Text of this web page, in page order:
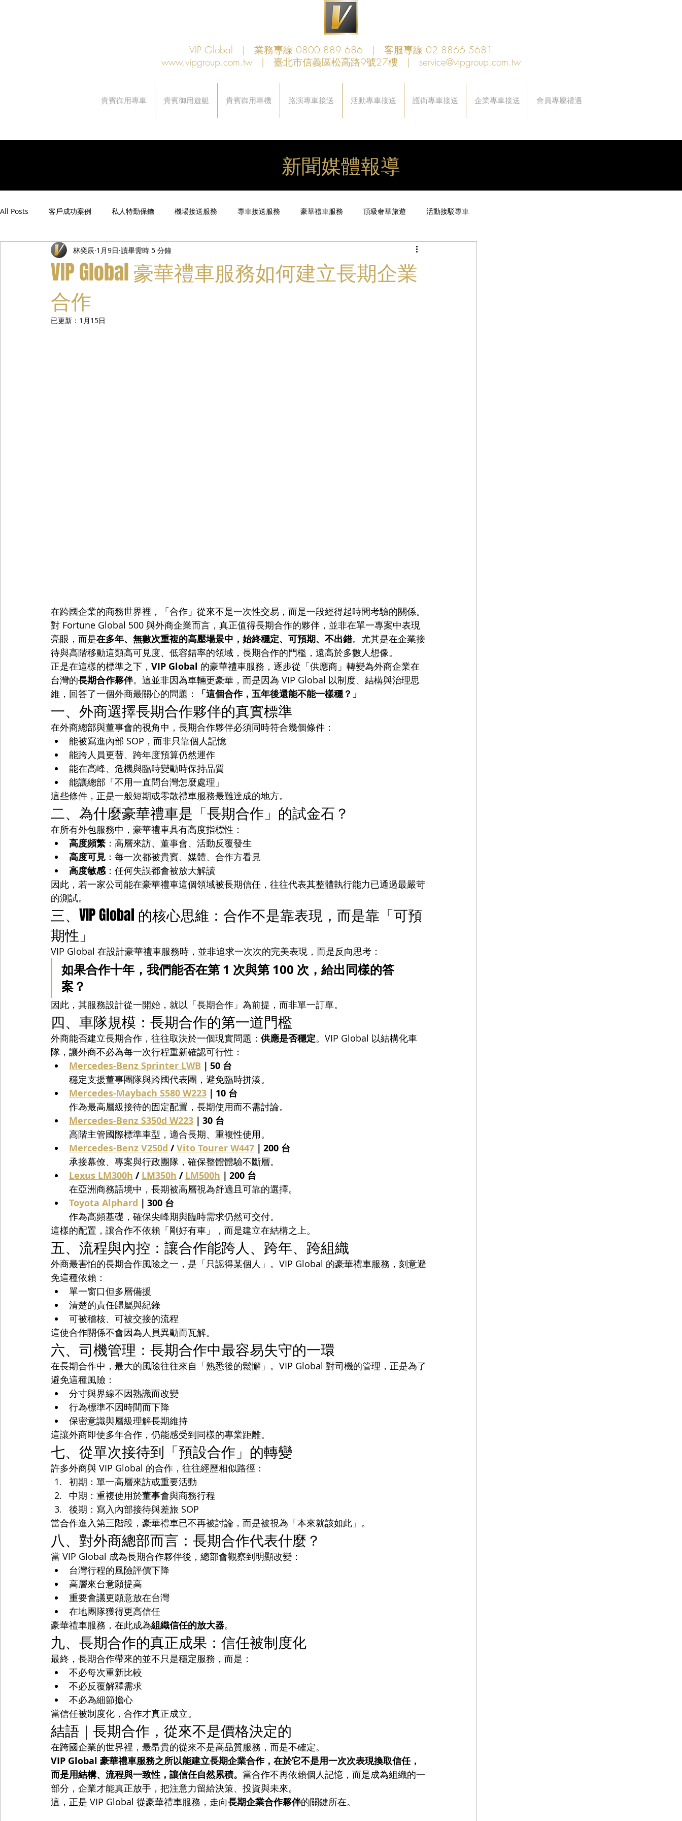
VIP Global | 業務專線 0800 889 686 | 客服專線 02 8866 5681
www.vipgroup.com.tw | 臺北市信義區松高路9號27樓 | service@vipgroup.com.tw
貴賓御用專車 貴賓御用遊艇 貴賓御用專機 路演專車接送 活動專車接送 護衛專車接送 企業專車接送 會員專屬禮遇
新聞媒體報導
All Posts 客戶成功案例 私人特勤保鑣 機場接送服務 專車接送服務 豪華禮車服務 頂級奢華旅遊 活動接駁專車
禮遇通關服務 主管專業司機 活動禮賓接待
VIP Global 豪華禮車服務如何建立長期企業
合作
林奕辰 1月9日 讀畢需時 5 分鐘
已更新： 1月15日
在跨國企業的商務世界裡，「合作」從來不是一次性交易，而是一段經得起時間考驗的關係。
對 Fortune Global 500 與外商企業而言，真正值得長期合作的夥伴，並非在單一專案中表現
亮眼，而是在多年、無數次重複的高壓場景中，始終穩定、可預期、不出錯。尤其是在企業接
待與高階移動這類高可見度、低容錯率的領域，長期合作的門檻，遠高於多數人想像。
正是在這樣的標準之下， VIP Global 的豪華禮車服務，逐步從「供應商」轉變為外商企業在
台灣的長期合作夥伴。這並非因為車輛更豪華，而是因為 VIP Global 以制度、結構與治理思
維，回答了一個外商最關心的問題：
「這個合作，五年後還能不能一樣穩？」
一、外商選擇長期合作夥伴的真實標準
在外商總部與董事會的視角中，長期合作夥伴必須同時符合幾個條件：
能被寫進內部 SOP，而非只靠個人記憶
能跨人員更替、跨年度預算仍然運作
能在高峰、危機與臨時變動時保持品質
能讓總部「不用一直問台灣怎麼處理」
這些條件，正是一般短期或零散禮車服務最難達成的地方。
二、為什麼豪華禮車是「長期合作」的試金石？
在所有外包服務中，豪華禮車具有高度指標性：
高度頻繁 ：高層來訪、董事會、活動反覆發生
高度可見 ：每一次都被貴賓、媒體、合作方看見
高度敏感：任何失誤都會被放大解讀
因此，若一家公司能在豪華禮車這個領域被長期信任，往往代表其整體執行能力已通過最嚴苛
的測試。
三、VIP Global 的核心思維：合作不是靠表現，而是靠「可預
期性」
VIP Global 在設計豪華禮車服務時，並非追求一次次的完美表現，而是反向思考：
如果合作十年，我們能否在第 1 次與第 100 次，給出同樣的答
案？
因此，其服務設計從一開始，就以「長期合作」為前提，而非單一訂單。
四、車隊規模：長期合作的第一道門檻
外商能否建立長期合作，往往取決於一個現實問題： 供應是否穩定。VIP Global 以結構化車
隊，讓外商不必為每一次行程重新確認可行性：
Mercedes-Benz Sprinter LWB ｜50 台
穩定支援董事團隊與跨國代表團，避免臨時拼湊。
Mercedes-Maybach S580 W223 ｜10 台
作為最高層級接待的固定配置，長期使用而不需討論。
Mercedes-Benz S350d W223 ｜30 台
高階主管國際標準車型，適合長期、重複性使用。
Mercedes-Benz V250d / Vito Tourer W447 ｜200 台
承接幕僚、專案與行政團隊，確保整體體驗不斷層。
Lexus LM300h / LM350h / LM500h ｜200 台
在亞洲商務語境中，長期被高層視為舒適且可靠的選擇。
Toyota Alphard ｜300 台
作為高頻基礎，確保尖峰期與臨時需求仍然可交付。
這樣的配置，讓合作不依賴「剛好有車」，而是建立在結構之上。
五、流程與內控：讓合作能跨人、跨年、跨組織
外商最害怕的長期合作風險之一，是「只認得某個人」。VIP Global 的豪華禮車服務，刻意避
免這種依賴：
單一窗口但多層備援
清楚的責任歸屬與紀錄
可被稽核、可被交接的流程
這使合作關係不會因為人員異動而瓦解。
六、司機管理：長期合作中最容易失守的一環
在長期合作中，最大的風險往往來自「熟悉後的鬆懈」。VIP Global 對司機的管理，正是為了
避免這種風險：
分寸與界線不因熟識而改變
行為標準不因時間而下降
保密意識與層級理解長期維持
這讓外商即使多年合作，仍能感受到同樣的專業距離。
七、從單次接待到「預設合作」的轉變
許多外商與 VIP Global 的合作，往往經歷相似路徑：
初期：單一高層來訪或重要活動
中期：重複使用於董事會與商務行程
後期：寫入內部接待與差旅 SOP
當合作進入第三階段，豪華禮車已不再被討論，而是被視為「本來就該如此」。
八、對外商總部而言：長期合作代表什麼？
當 VIP Global 成為長期合作夥伴後，總部會觀察到明顯改變：
台灣行程的風險評價下降
高層來台意願提高
重要會議更願意放在台灣
在地團隊獲得更高信任
豪華禮車服務，在此成為組織信任的放大器。
九、長期合作的真正成果：信任被制度化
最終，長期合作帶來的並不只是穩定服務，而是：
不必每次重新比較
不必反覆解釋需求
不必為細節擔心
當信任被制度化，合作才真正成立。
結語｜長期合作，從來不是價格決定的
在跨國企業的世界裡，最昂貴的從來不是高品質服務，而是不確定。
VIP Global 豪華禮車服務之所以能建立長期企業合作，在於它不是用一次次表現換取信任，
而是用結構、流程與一致性，讓信任自然累積。 當合作不再依賴個人記憶，而是成為組織的一
部分，企業才能真正放手，把注意力留給決策、投資與未來。
這，正是 VIP Global 從豪華禮車服務，走向長期企業合作夥伴的關鍵所在。